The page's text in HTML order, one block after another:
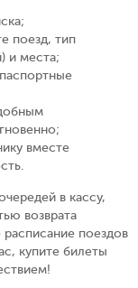
;
поезд, тип
и места;
;
вместе
.
в кассу,
возврата
поездов
купите билеты